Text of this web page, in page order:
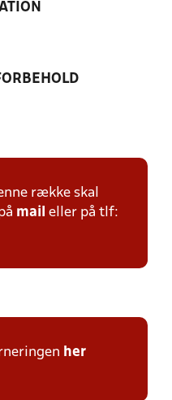
række skal
mail eller på tlf:
her